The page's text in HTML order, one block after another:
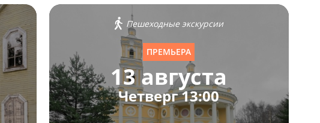
Пешеходные экскурсии
ПРЕМЬЕРА
13 августа
Четверг 13:00